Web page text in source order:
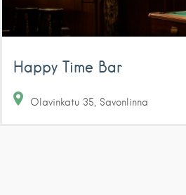
Happy Time Bar
Olavinkatu 35 Savonlinna